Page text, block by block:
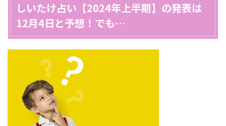
しいたけ占い【2024年上半期】の発表は
12月4日と予想！でも…